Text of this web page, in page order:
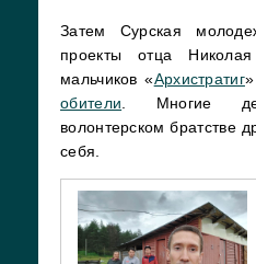
Затем Сурская
проекты отца
мальчиков «Архистратиг
обители . Многие
волонтерском братстве
себя.